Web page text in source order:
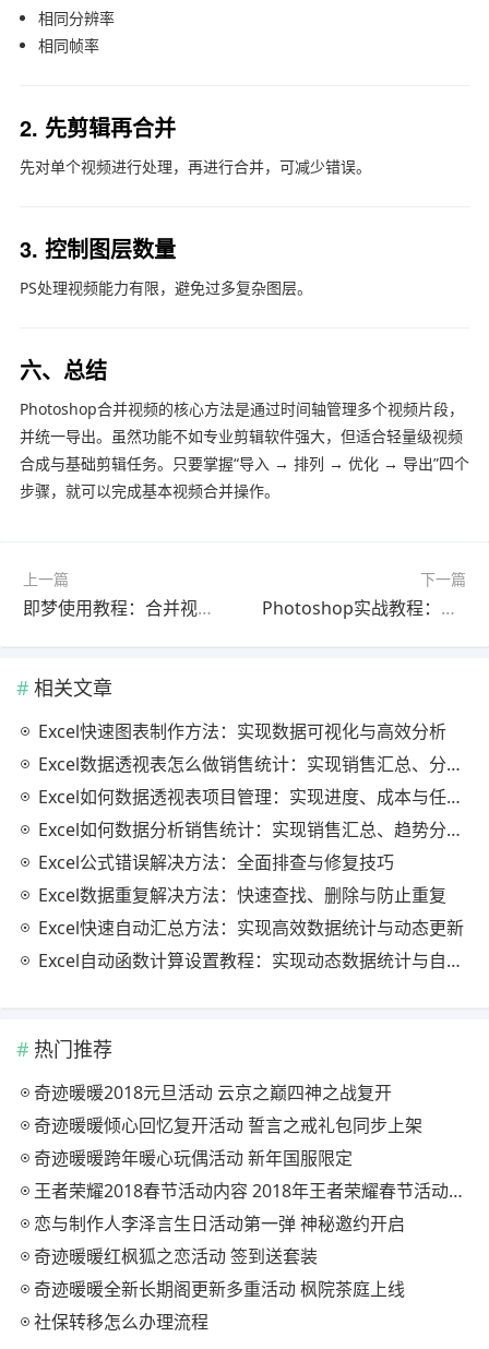
相同分辨率
相同帧率
2. 先剪辑再合并
先对单个视频进行处理，再进行合并，可减少错误。
3. 控制图层数量
PS处理视频能力有限，避免过多复杂图层。
六、总结
Photoshop合并视频的核心方法是通过时间轴管理多个视频片段，
并统一导出。虽然功能不如专业剪辑软件强大，但适合轻量级视频
合成与基础剪辑任务。只要掌握“导入 → 排列 → 优化 → 导出”四个
步骤，就可以完成基本视频合并操作。
上一篇
即梦使用教程：合并视频完整教程2026最新版（最新方法）
下一篇
Photoshop实战教程：修图完整教程最新更新版（常见问题解决）
相关文章
Excel快速图表制作方法：实现数据可视化与高效分析
Excel数据透视表怎么做销售统计：实现销售汇总、分析与动态监控
Excel如何数据透视表项目管理：实现进度、成本与任务的高效分析
Excel如何数据分析销售统计：实现销售汇总、趋势分析与业绩优化
Excel公式错误解决方法：全面排查与修复技巧
Excel数据重复解决方法：快速查找、删除与防止重复
Excel快速自动汇总方法：实现高效数据统计与动态更新
Excel自动函数计算设置教程：实现动态数据统计与自动更新
热门推荐
奇迹暖暖2018元旦活动 云京之巅四神之战复开
奇迹暖暖倾心回忆复开活动 誓言之戒礼包同步上架
奇迹暖暖跨年暖心玩偶活动 新年国服限定
王者荣耀2018春节活动内容 2018年王者荣耀春节活动大全
恋与制作人李泽言生日活动第一弹 神秘邀约开启
奇迹暖暖红枫狐之恋活动 签到送套装
奇迹暖暖全新长期阁更新多重活动 枫院茶庭上线
社保转移怎么办理流程